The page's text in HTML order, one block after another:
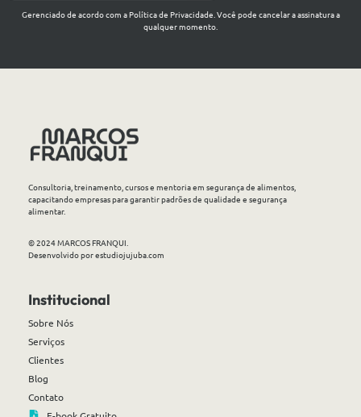
Gerenciado de acordo com a Política de Privacidade. Você pode cancelar a assinatura a
qualquer momento.
Consultoria, treinamento, cursos e mentoria em segurança de alimentos,
capacitando empresas para garantir padrões de qualidade e segurança
alimentar.
© 2024 MARCOS FRANQUI.
Desenvolvido por estudiojujuba.com
Institucional
Sobre Nós
Serviços
Clientes
Blog
Contato